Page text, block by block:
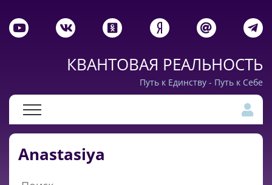
КВАНТОВАЯ РЕАЛЬНОСТЬ
Путь к Единству - Путь к Себе
Anastasiya